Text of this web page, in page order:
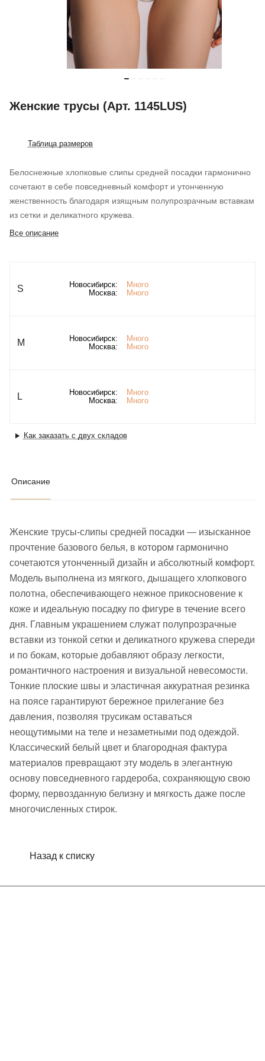
Женские трусы (Арт. 1145LUS)
Таблица размеров
Белоснежные хлопковые слипы средней посадки гармонично
сочетают в себе повседневный комфорт и утонченную
женственность благодаря изящным полупрозрачным вставкам
из сетки и деликатного кружева.
Все описание
S Новосибирск:
Много
Москва:
Много
M Новосибирск:
Много
Москва:
Много
L Новосибирск:
Много
Москва:
Много
Как заказать с двух складов
Описание
Женские трусы-слипы средней посадки — изысканное
прочтение базового белья, в котором гармонично
сочетаются утонченный дизайн и абсолютный комфорт.
Модель выполнена из мягкого, дышащего хлопкового
полотна, обеспечивающего нежное прикосновение к
коже и идеальную посадку по фигуре в течение всего
дня. Главным украшением служат полупрозрачные
вставки из тонкой сетки и деликатного кружева спереди
и по бокам, которые добавляют образу легкости,
романтичного настроения и визуальной невесомости.
Тонкие плоские швы и эластичная аккуратная резинка
на поясе гарантируют бережное прилегание без
давления, позволяя трусикам оставаться
неощутимыми на теле и незаметными под одеждой.
Классический белый цвет и благородная фактура
материалов превращают эту модель в элегантную
основу повседневного гардероба, сохраняющую свою
форму, первозданную белизну и мягкость даже после
многочисленных стирок.
Назад к списку